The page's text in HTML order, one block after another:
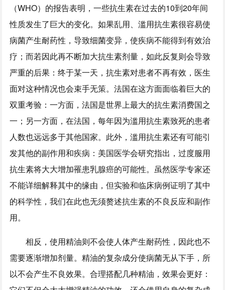
（WHO）的报告表明，一些抗生素在过去的10到20年间
性质发生了巨大的变化。如果乱用、滥用抗生素很容易使
病菌产生耐药性，导致细菌变异，使疾病不能得到有效治
疗；而若因此再不断加大抗生素剂量，如此反复则会导致
严重的后果：终于某一天，抗生素对患者不再有效，医生
面对这种情况也会束手无策。法国在这方面面临着巨大的
双重考验：一方面，法国是世界上最大的抗生素消费国之
一；另一方面，在法国，每年因为滥用抗生素致死的患者
人数也远远多于其他国家。此外，滥用抗生素还有可能引
发其他的副作用和疾病：美国医学会研究指出，过度服用
抗生素将大大增加罹患乳腺癌的可能性。虽然医学专家还
不能详细解释其中的缘由，但实验和临床病例证明了其中
的科学性，我们在此也无须赘述抗生素的不良反应和副作
用。
相反，使用精油则不会使人体产生耐药性，因此也不
需要逐渐增加剂量。精油的复杂成分使病菌无从下手，所
以不会产生不良效果。合理搭配几种精油，效果会更好：